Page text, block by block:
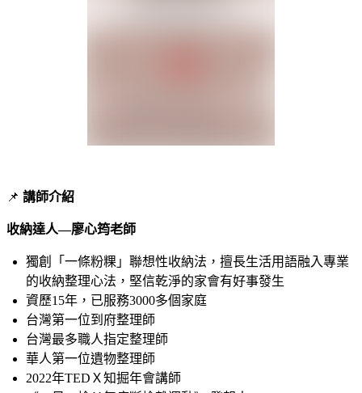
📌 講師介紹
收納達人—廖心筠老師
獨創「一條粉粿」聯想性收納法，擅長生活用語融入專業
的收納整理心法，堅信乾淨的家會有好事發生
資歷15年，已服務3000多個家庭
台灣第一位到府整理師
台灣最多職人指定整理師
華人第一位遺物整理師
2022年TEDＸ知掘年會講師